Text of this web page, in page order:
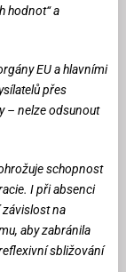
hodnot“ a
EU a hlavními
přes
– nelze odsunout
schopnost
I při absenci
na
aby zabránila
sbližování